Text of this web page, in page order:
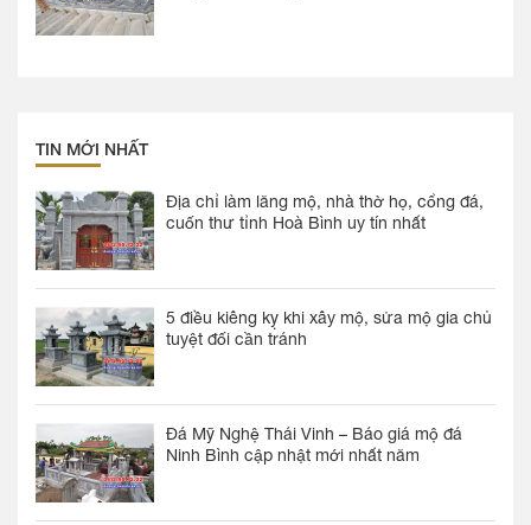
TIN MỚI NHẤT
Địa chỉ làm lăng mộ, nhà thờ họ, cổng đá,
cuốn thư tỉnh Hoà Bình uy tín nhất
5 điều kiêng kỵ khi xây mộ, sửa mộ gia chủ
tuyệt đối cần tránh
Đá Mỹ Nghệ Thái Vinh – Báo giá mộ đá
Ninh Bình cập nhật mới nhất năm